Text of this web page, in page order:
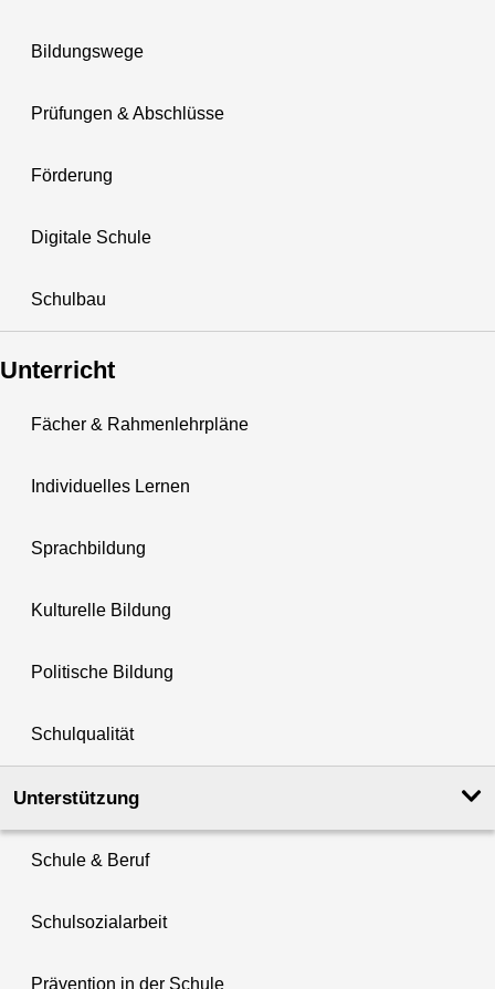
Bildungswege
Prüfungen & Abschlüsse
Förderung
Digitale Schule
Schulbau
Unterricht
Fächer & Rahmenlehrpläne
Individuelles Lernen
Sprachbildung
Kulturelle Bildung
Politische Bildung
Schulqualität
Unterstützung
Schule & Beruf
Schulsozialarbeit
Prävention in der Schule